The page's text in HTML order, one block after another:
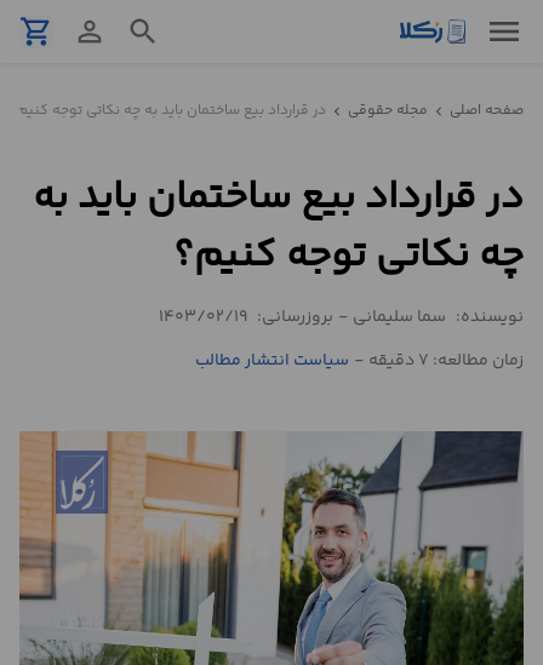
menu
search
person_outline
shopping_cart
نمونه
تنظیم
حقوقی
تلفنی
محاسبه
درباره
ما
صفحه اصلی chevron_left مجله حقوقی chevron_left در قرارداد بیع ساختمان باید به چه نکاتی توجه کنیم؟
در قرارداد بیع ساختمان باید به
چه نکاتی توجه کنیم؟
نویسنده: سما سلیمانی - بروزرسانی: 1403/02/19
زمان مطالعه: 7 دقیقه
- سیاست انتشار مطالب